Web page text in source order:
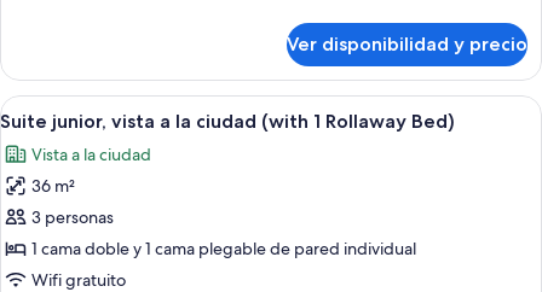
1
Rollaway
Bed)
doble
Club
(with
Rollaway
Bed)
Ver disponibilidad y precio
Ver
todas
las
fotos
de
Suite
junior,
Habitación de hotel moderna con
5
Suite junior, vista a la ciudad (with 1 Rollaway Bed)
Vista a la ciudad
36 m²
3 personas
1 cama doble y 1 cama plegable de pared individual
Wifi gratuito